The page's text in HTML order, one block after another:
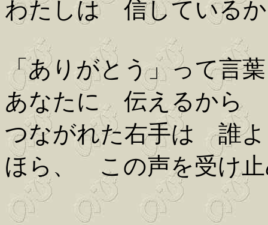
わたしは 信している
「ありがとう」って言
あなたに 伝えるから
つながれた右手は 誰
ほら、 この声を受け